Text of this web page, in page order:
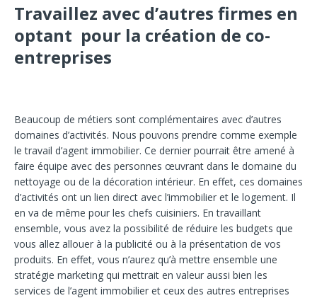
Travaillez avec d’autres firmes en
optant pour la création de co-
entreprises
Beaucoup de métiers sont complémentaires avec d’autres
domaines d’activités. Nous pouvons prendre comme exemple
le travail d’agent immobilier. Ce dernier pourrait être amené à
faire équipe avec des personnes œuvrant dans le domaine du
nettoyage ou de la décoration intérieur. En effet, ces domaines
d’activités ont un lien direct avec l’immobilier et le logement. Il
en va de même pour les chefs cuisiniers. En travaillant
ensemble, vous avez la possibilité de réduire les budgets que
vous allez allouer à la publicité ou à la présentation de vos
produits. En effet, vous n’aurez qu’à mettre ensemble une
stratégie marketing qui mettrait en valeur aussi bien les
services de l’agent immobilier et ceux des autres entreprises